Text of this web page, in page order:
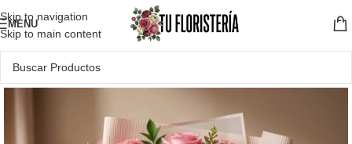
Skip to navigation
Skip to main content
MENU